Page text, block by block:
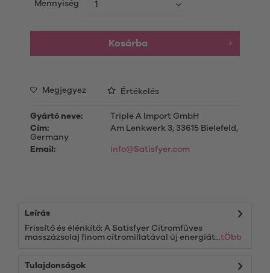
Mennyiség
Kosárba
Megjegyez Értékelés
Gyártó neve:
Triple A Import GmbH
Cím:
Am Lenkwerk 3, 33615 Bielefeld,
Germany
Email:
info@Satisfyer.com
Leírás
Frissítő és élénkítő: A Satisfyer Citromfüves
masszázsolaj finom citromillatával új energiát...tÖbb
Tulajdonságok